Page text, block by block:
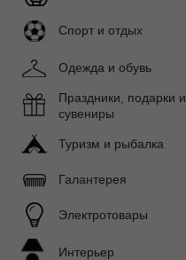
Спорт и отдых
Одежда и обувь
Праздники, подарки и
сувениры
Туризм и рыбалка
Галантерея
Электротовары
Интерьер